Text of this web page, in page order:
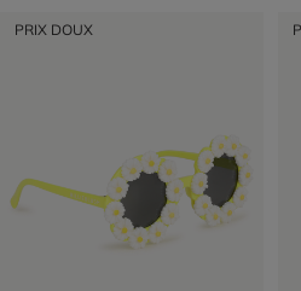
PRIX DOUX